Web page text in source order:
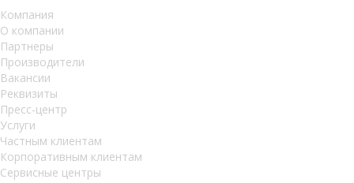
Компания
О компании
Партнеры
Производители
Вакансии
Реквизиты
Пресс-центр
Услуги
Частным клиентам
Корпоративным клиентам
Сервисные центры